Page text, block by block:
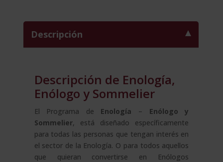
Descripción
Descripción de Enología,
Enólogo y Sommelier
El Programa de Enología – Enólogo y
Sommelier, está diseñado específicamente
para todas las personas que tengan interés en
el sector de la Enología. O para todos aquellos
que quieran convertirse en Enólogos